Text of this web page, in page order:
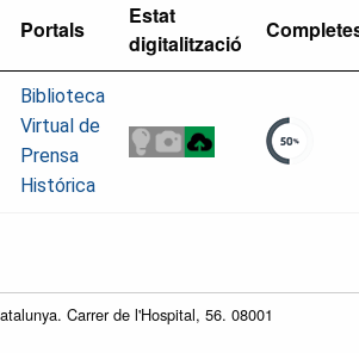
Portals
Estat
digitalització
Biblioteca
Virtual de
Prensa
Histórica
Carrer de l'Hospital, 56. 08001